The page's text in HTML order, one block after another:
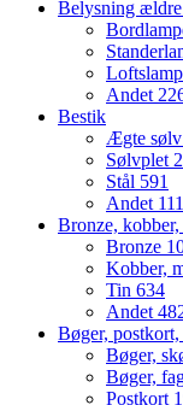
Belysning
Andet
Bestik
Ægte sølv
Sølvplet
Stål 591
Andet 111
Bronze,
Bronze
Kobber,
Tin 634
Andet
Bøger,
Bøger,
Bøger,
Postkort